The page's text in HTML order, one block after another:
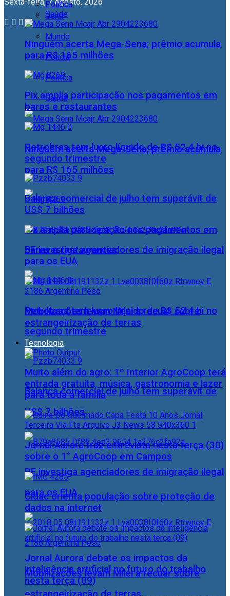
Geral
Mundo
Polícia
Política
Saúde
Ninguém acerta Mega-Sena; prêmio acumula
para R$ 165 milhões
Pix amplia participação nos pagamentos em
bares e restaurantes
Petrobras tem lucro líquido de R$ 52,4 bi no
segundo trimestre
Balança comercial de julho tem superávit de
US$ 7 bilhões
PF investiga agenciadores de imigração ilegal
para os EUA
Mobilizações levam Milei a recuar sobre
Política
Saúde
Ninguém acerta Mega-Sena; prêmio acumula
para R$ 165 milhões
Pix amplia participação nos pagamentos em
bares e restaurantes
Petrobras tem lucro líquido de R$ 52,4 bi no
segundo trimestre
Balança comercial de julho tem superávit de
US$ 7 bilhões
PF investiga agenciadores de imigração ilegal
para os EUA
Mobilizações levam Milei a recuar sobre
estrangeirização de terras
Tecnologia
Muito além do agro: 1º Interior AgroCoop terá
entrada gratuita, música, gastronomia e lazer
para toda a família
Jornal Aurora traz entrevista nesta terça (30)
sobre o 1° AgroCoop em Campos
Cidac orienta população sobre proteção de
dados na internet
Jornal Aurora debate os impactos da
inteligência artificial no futuro do trabalho
nesta terça (09)